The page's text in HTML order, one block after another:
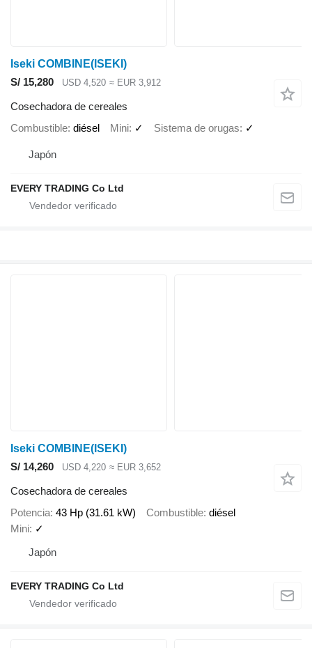
Iseki COMBINE(ISEKI)
S/ 15,280
USD 4,520 ≈ EUR 3,912
Cosechadora de cereales
Combustible diésel Mini ✓ Sistema de orugas ✓
Japón
EVERY TRADING Co Ltd
Iseki COMBINE(ISEKI)
S/ 14,260
USD 4,220 ≈ EUR 3,652
Cosechadora de cereales
Potencia 43 Hp (31.61 kW) Combustible diésel
Mini ✓
Japón
EVERY TRADING Co Ltd